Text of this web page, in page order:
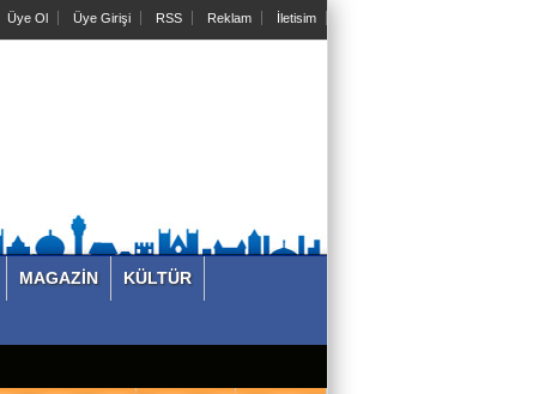
Üye Ol Üye Girişi RSS Reklam İletisim
MAGAZİN KÜLTÜR